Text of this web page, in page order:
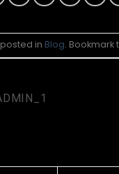
in Blog. Bookmark